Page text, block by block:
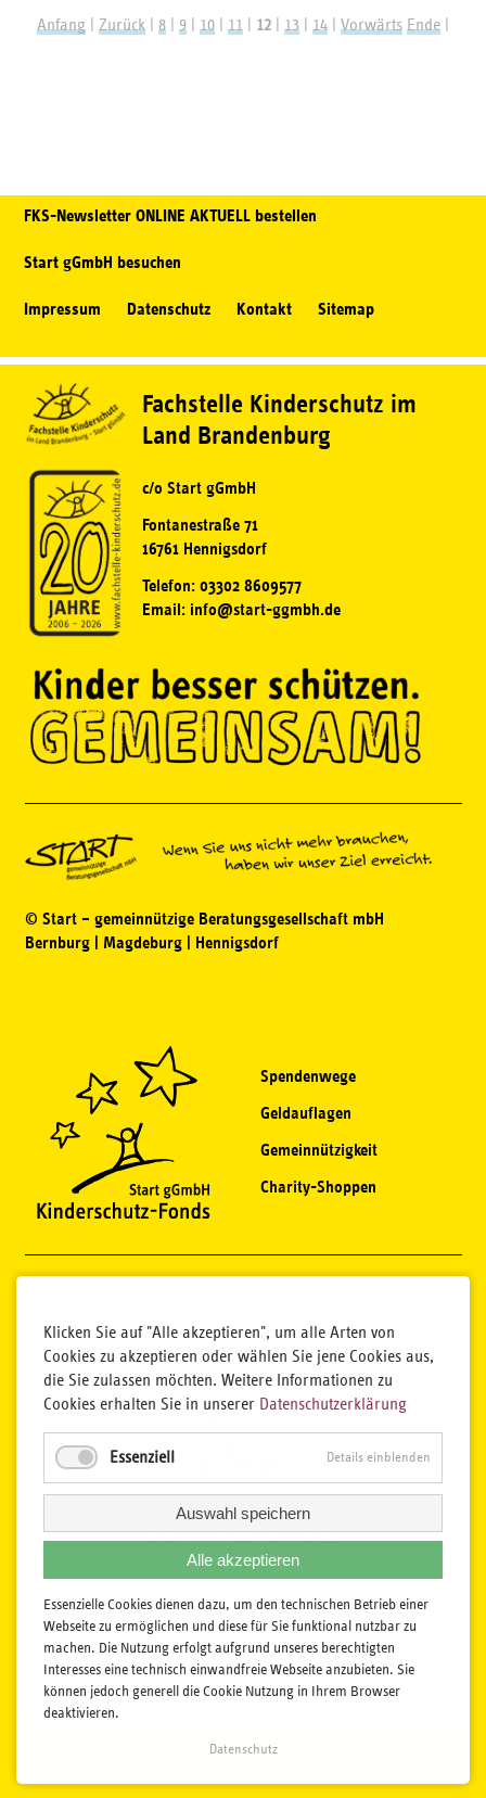
Anfang Zurück 8 9 10 11 12 13 14 Vorwärts Ende
FKS-Newsletter ONLINE AKTUELL bestellen
Start gGmbH besuchen
Impressum Datenschutz Kontakt Sitemap
Fachstelle Kinderschutz im
Land Brandenburg
c/o Start gGmbH
Fontanestraße 71
16761 Hennigsdorf
Telefon: 03302 8609577
Email: info@start-ggmbh.de
© Start – gemeinnützige Beratungsgesellschaft mbH
Bernburg | Magdeburg | Hennigsdorf
Spendenwege
Geldauflagen
Gemeinnützigkeit
Charity-Shoppen
Klicken Sie auf "Alle akzeptieren", um alle Arten von
Cookies zu akzeptieren oder wählen Sie jene Cookies aus,
die Sie zulassen möchten. Weitere Informationen zu
Cookies erhalten Sie in unserer Datenschutzerklärung
Essenziell Details einblenden
Auswahl speichern
Alle akzeptieren
Essenzielle Cookies dienen dazu, um den technischen Betrieb einer
Webseite zu ermöglichen und diese für Sie funktional nutzbar zu
machen. Die Nutzung erfolgt aufgrund unseres berechtigten
Interesses eine technisch einwandfreie Webseite anzubieten. Sie
können jedoch generell die Cookie Nutzung in Ihrem Browser
deaktivieren.
Datenschutz